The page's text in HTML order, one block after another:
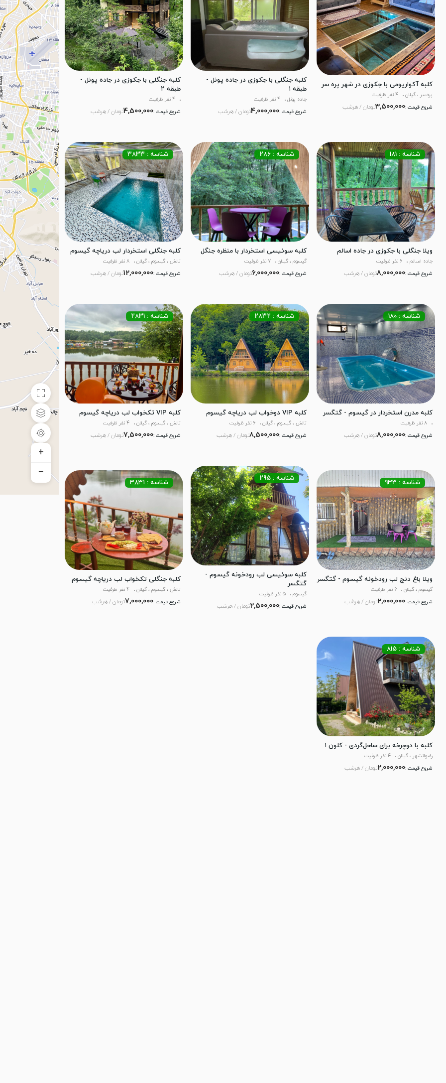
+
−
کلبه آکواریومی با جکوزی در شهر پره سر
پره‌سر ، گیلان
4 نفر ظرفیت
شروع قیمت :3,500,000تومان / هرشب
کلبه جنگلی با جکوزی در جاده پونل -
طبقه ۱
جاده پونل
4 نفر ظرفیت
شروع قیمت :4,000,000تومان / هرشب
کلبه جنگلی با جکوزی در جاده پونل -
طبقه ۲
4 نفر ظرفیت
شروع قیمت :4,500,000تومان / هرشب
ویلا جنگلی با جکوزی در جاده اسالم
شناسه : 181
جاده اسالم
6 نفر ظرفیت
شروع قیمت :8,000,000تومان / هرشب
کلبه سوئیسی استخردار با منظره جنگل
شناسه : 286
گیسوم ، گیلان
7 نفر ظرفیت
شروع قیمت :6,000,000تومان / هرشب
کلبه جنگلی استخردار لب دریاچه گیسوم
شناسه : 3833
تالش ، گیسوم ، گیلان
8 نفر ظرفیت
شروع قیمت :12,000,000تومان / هرشب
کلبه مدرن استخردار در گیسوم - گتگسر
شناسه : 180
8 نفر ظرفیت
شروع قیمت :8,000,000تومان / هرشب
کلبه VIP دوخواب لب دریاچه گیسوم
شناسه : 2832
تالش ، گیسوم ، گیلان
6 نفر ظرفیت
شروع قیمت :8,500,000تومان / هرشب
کلبه VIP تکخواب لب دریاچه گیسوم
شناسه : 2831
تالش ، گیسوم ، گیلان
4 نفر ظرفیت
شروع قیمت :7,500,000تومان / هرشب
ویلا باغ دنج لب رودخونه گیسوم - گتگسر
شناسه : 933
گیسوم ، گیلان
6 نفر ظرفیت
شروع قیمت :2,000,000تومان / هرشب
کلبه سوئیسی لب رودخونه گیسوم -
گتگسر
شناسه : 295
گیسوم
5 نفر ظرفیت
شروع قیمت :2,500,000تومان / هرشب
کلبه جنگلی تکخواب لب دریاچه گیسوم
شناسه : ۳۸۳۱
تالش ، گیسوم ، گیلان
4 نفر ظرفیت
شروع قیمت :7,000,000تومان / هرشب
کلبه با دوچرخه برای ساحل‌گردی - کلون ۱
شناسه : 815
رضوانشهر ، گیلان
4 نفر ظرفیت
شروع قیمت :2,000,000تومان / هرشب